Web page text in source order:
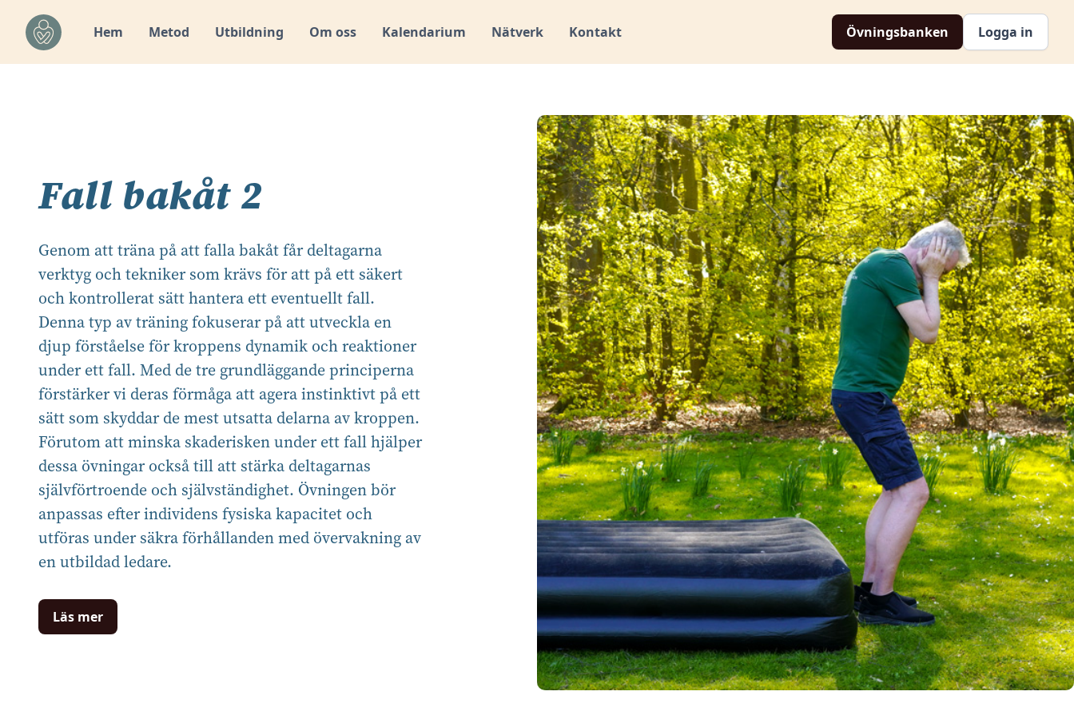
Hem Metod Utbildning Om oss Kalendarium Nätverk Kontakt Övningsbanken Logga in
Fall bakåt 2
Genom att träna på att falla bakåt får deltagarna
verktyg och tekniker som krävs för att på ett säkert
och kontrollerat sätt hantera ett eventuellt fall.
Denna typ av träning fokuserar på att utveckla en
djup förståelse för kroppens dynamik och reaktioner
under ett fall. Med de tre grundläggande principerna
förstärker vi deras förmåga att agera instinktivt på ett
sätt som skyddar de mest utsatta delarna av kroppen.
Förutom att minska skaderisken under ett fall hjälper
dessa övningar också till att stärka deltagarnas
självförtroende och självständighet. Övningen bör
anpassas efter individens fysiska kapacitet och
utföras under säkra förhållanden med övervakning av
en utbildad ledare.
Läs mer